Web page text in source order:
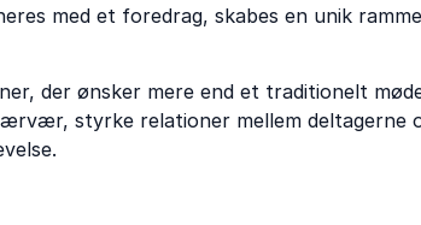
med et foredrag, skabes en unik
der ønsker mere end et traditionelt
styrke relationer mellem deltagerne